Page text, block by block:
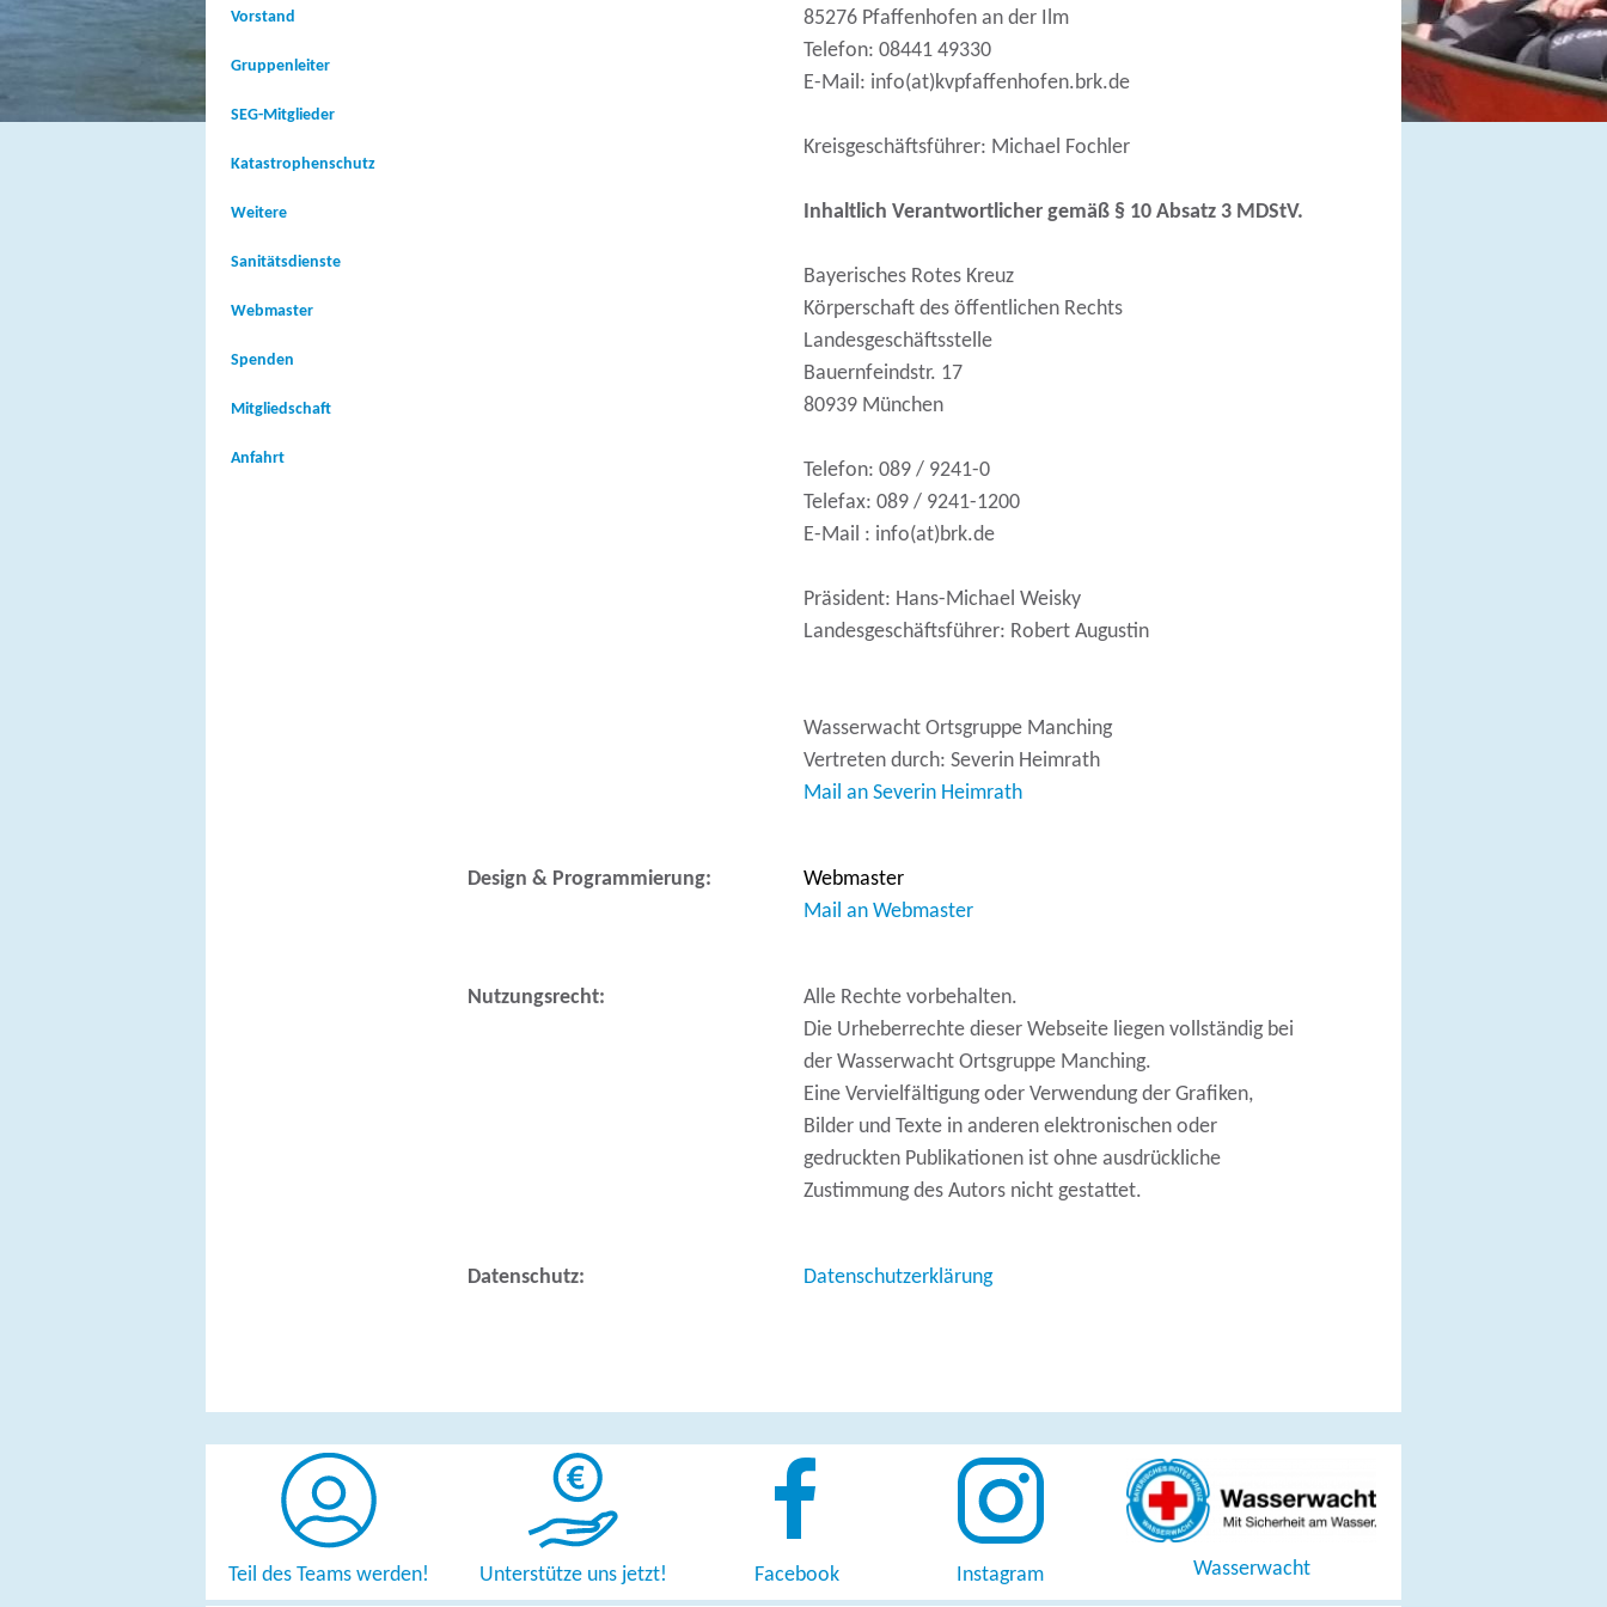
Vorstand
Gruppenleiter
SEG-Mitglieder
Katastrophenschutz
Weitere
Sanitätsdienste
Webmaster
Spenden
Mitgliedschaft
Anfahrt
85276 Pfaffenhofen an der Ilm
Telefon: 08441 49330
E-Mail: info(at)kvpfaffenhofen.brk.de
Kreisgeschäftsführer: Michael Fochler
Inhaltlich Verantwortlicher gemäß § 10 Absatz 3 MDStV.
Bayerisches Rotes Kreuz
Körperschaft des öffentlichen Rechts
Landesgeschäftsstelle
Bauernfeindstr. 17
80939 München
Telefon: 089 / 9241-0
Telefax: 089 / 9241-1200
E-Mail : info(at)brk.de
Präsident: Hans-Michael Weisky
Landesgeschäftsführer: Robert Augustin
Wasserwacht Ortsgruppe Manching
Vertreten durch: Severin Heimrath
Mail an Severin Heimrath
Design & Programmierung:
Webmaster
Mail an Webmaster
Nutzungsrecht:
Alle Rechte vorbehalten.
Die Urheberrechte dieser Webseite liegen vollständig bei
der Wasserwacht Ortsgruppe Manching.
Eine Vervielfältigung oder Verwendung der Grafiken,
Bilder und Texte in anderen elektronischen oder
gedruckten Publikationen ist ohne ausdrückliche
Zustimmung des Autors nicht gestattet.
Datenschutz: Datenschutzerklärung
Teil des Teams werden! Unterstütze uns jetzt! Facebook Instagram Wasserwacht